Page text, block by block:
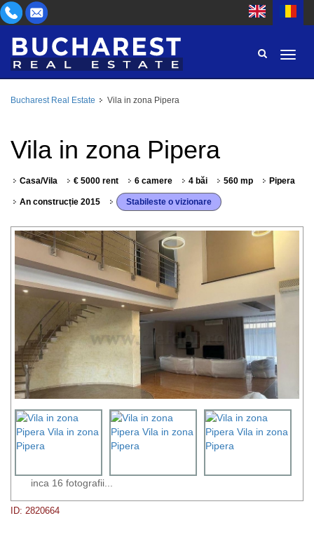
INCHIRIEZ
ZONĂ
TIP PROPRIETATE
CAMERE ID
Bucharest Real Estate Vila in zona Pipera
Vila in zona Pipera
Casa/Vila € 5000 rent 6 camere 4 băi 560 mp Pipera
An construcție 2015 Stabileste o vizionare
inca 16 fotografii...
ID: 2820664